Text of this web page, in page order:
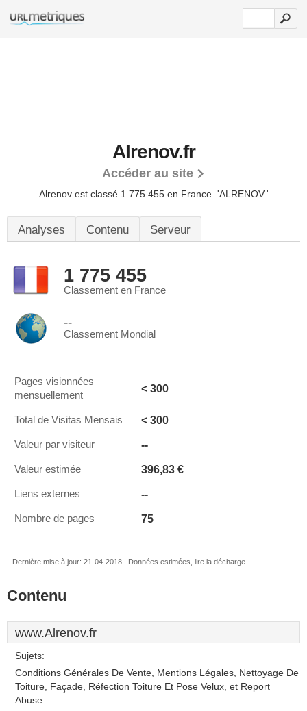
Alrenov.fr
Accéder au site
Alrenov est classé 1 775 455 en France. 'ALRENOV.'
Analyses Contenu Serveur
1 775 455
Classement en France
--
Classement Mondial
Pages visionnées
mensuellement
< 300
Total de Visitas Mensais < 300
Valeur par visiteur --
Valeur estimée 396,83 €
Liens externes --
Nombre de pages 75
Dernière mise à jour: 21-04-2018 . Données estimées, lire la décharge.
Contenu
www.Alrenov.fr
Sujets:
Conditions Générales De Vente, Mentions Légales, Nettoyage De
Toiture, Façade, Réfection Toiture Et Pose Velux, et Report
Abuse.